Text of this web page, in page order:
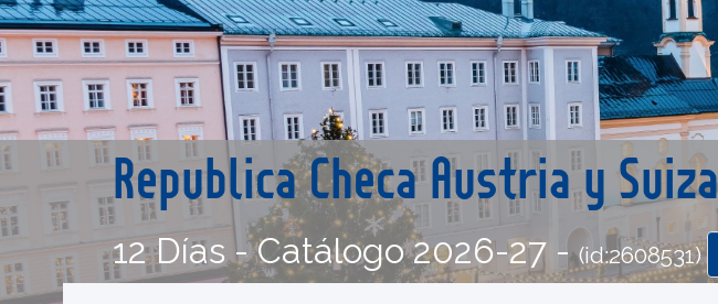
Republica Checa Austria y
12 Días - Catálogo 2026-27 -(id:2608531)